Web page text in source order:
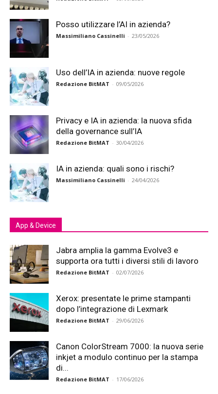
Posso utilizzare l’AI in azienda?
Massimiliano Cassinelli - 23/05/2026
Uso dell’IA in azienda: nuove regole
Redazione BitMAT - 09/05/2026
Privacy e IA in azienda: la nuova sfida
della governance sull’IA
Redazione BitMAT - 30/04/2026
IA in azienda: quali sono i rischi?
Massimiliano Cassinelli - 24/04/2026
App & Device
Jabra amplia la gamma Evolve3 e
supporta ora tutti i diversi stili di lavoro
Redazione BitMAT - 02/07/2026
Xerox: presentate le prime stampanti
dopo l’integrazione di Lexmark
Redazione BitMAT - 29/06/2026
Canon ColorStream 7000: la nuova serie
inkjet a modulo continuo per la stampa
di...
Redazione BitMAT - 17/06/2026